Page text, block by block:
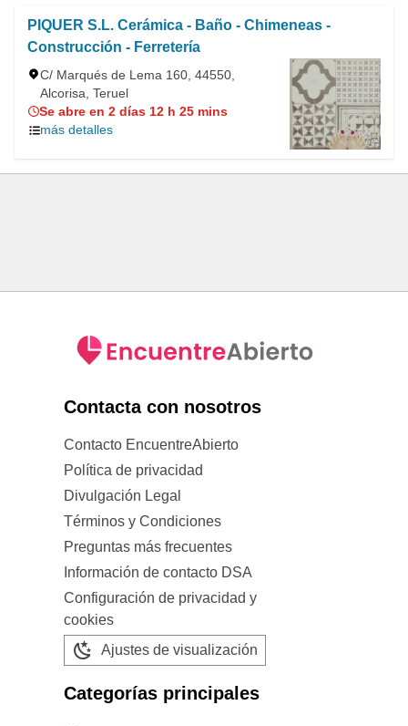
PIQUER S.L. Cerámica - Baño - Chimeneas -
Construcción - Ferretería
C/ Marqués de Lema 160, 44550,
Alcorisa, Teruel
Se abre en 2 días 12 h 25 mins
más detalles
Contacta con nosotros
Contacto EncuentreAbierto
Política de privacidad
Divulgación Legal
Términos y Condiciones
Preguntas más frecuentes
Información de contacto DSA
Configuración de privacidad y
cookies
Ajustes de visualización
Categorías principales